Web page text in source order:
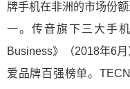
牌手机在非洲的市场份
一。传音旗下三大手
Business》（2018年6
爱品牌百强榜单。